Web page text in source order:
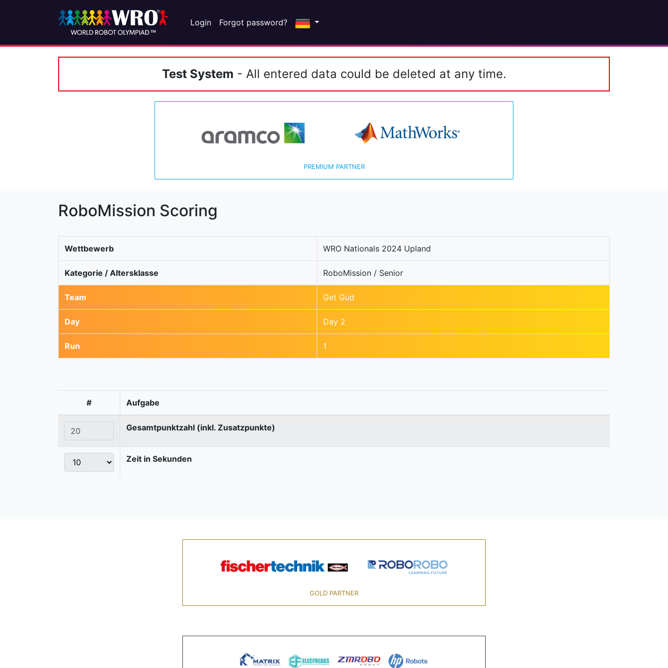
Login Forgot password?
Test System - All entered data could be deleted at any time.
PREMIUM PARTNER
RoboMission Scoring
Wettbewerb WRO Nationals 2024 Upland
Kategorie / Altersklasse RoboMission / Senior
Team Get Gud
Day Day 2
Run 1
# Aufgabe
Gesamtpunktzahl (inkl. Zusatzpunkte)
Zeit in Sekunden
GOLD PARTNER